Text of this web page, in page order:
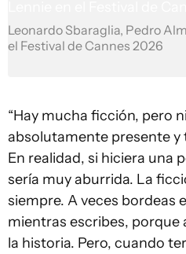
Leonardo Sbaraglia, Pedro
el Festival de Cannes 2026
“Hay mucha ficción, pero
absolutamente presente
En realidad, si hiciera una
sería muy aburrida. La
siempre. A veces bordeas
mientras escribes, porque
la historia. Pero, cuando